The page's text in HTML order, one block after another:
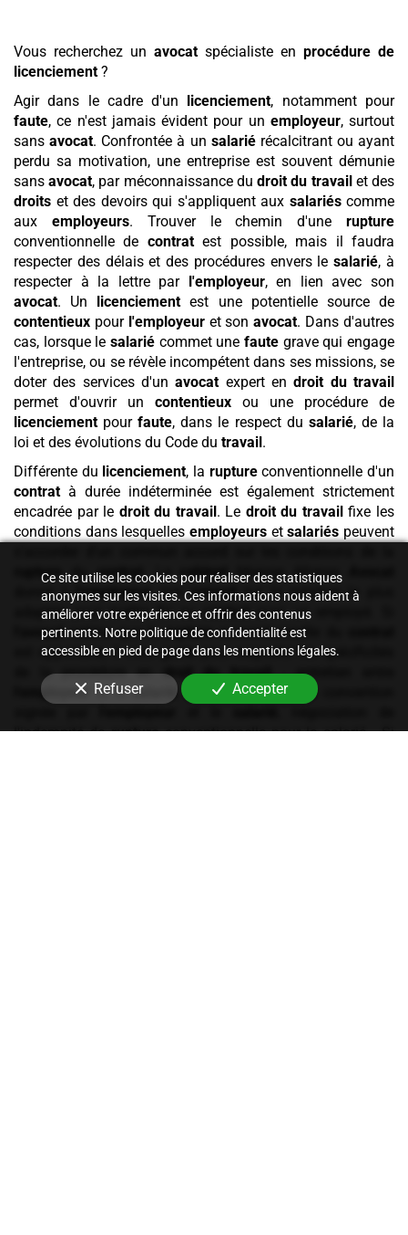
Vous recherchez un avocat spécialiste en procédure de
licenciement ?
Agir dans le cadre d'un
licenciement, notamment pour
faute, ce n'est jamais évident pour un employeur, surtout
sansavocat. Confrontée à un salariérécalcitrant ou ayant
perdu sa motivation, une entreprise est souvent démunie
sansavocat, par méconnaissance dudroit du travail et des
droits et des devoirs qui s'appliquent aux salariéscomme
aux employeurs. Trouver le chemin d'unerupture
conventionnelle de contratest possible, mais il faudra
respecter des délais et des procédures envers lesalarié, à
respecter à la lettre par
l'employeur, en lien avec son
avocat. Un licenciement est une potentielle source de
contentieux pour l'employeuret sonavocat. Dans d'autres
cas, lorsque le salarié commet une faute grave qui engage
l'entreprise, ou se révèle incompétent dans ses missions, se
doter des services d'unavocat expert endroit du travail
permet d'ouvrir un contentieux ou une procédure de
licenciement pourfaute, dans le respect du salarié, de la
loi et des évolutions du Code du travail .
Différente du licenciement, la ruptureconventionnelle d'un
contrat à durée indéterminée est également strictement
encadrée par le droit du travail . Le droit du travail fixe les
conditions dans lesquelles employeurs etsalariés peuvent
ruptureducontrat. Le cabinetMaryse Afonso
donne àl'employeursonconseilsur la solution la plus
adaptée pour mettre fin au contratavec un employé. Si
l'avocatestime que laruptureconventionnelle du
est opportune, il vous guide pour respecter les spécificités
de la procédure endroit du travail: entretien entre
l'employeur et lesalarié, homologation de la convention
l'indemnité deruptureconventionnelle pour le salarié… Si
Ce site utilise les cookies pour réaliser des statistiques
anonymes sur les visites. Ces informations nous aident à
améliorer votre expérience et offrir des contenus
pertinents. Notre politique de confidentialité est
accessible en pied de page dans les mentions légales.
Refuser Accepter